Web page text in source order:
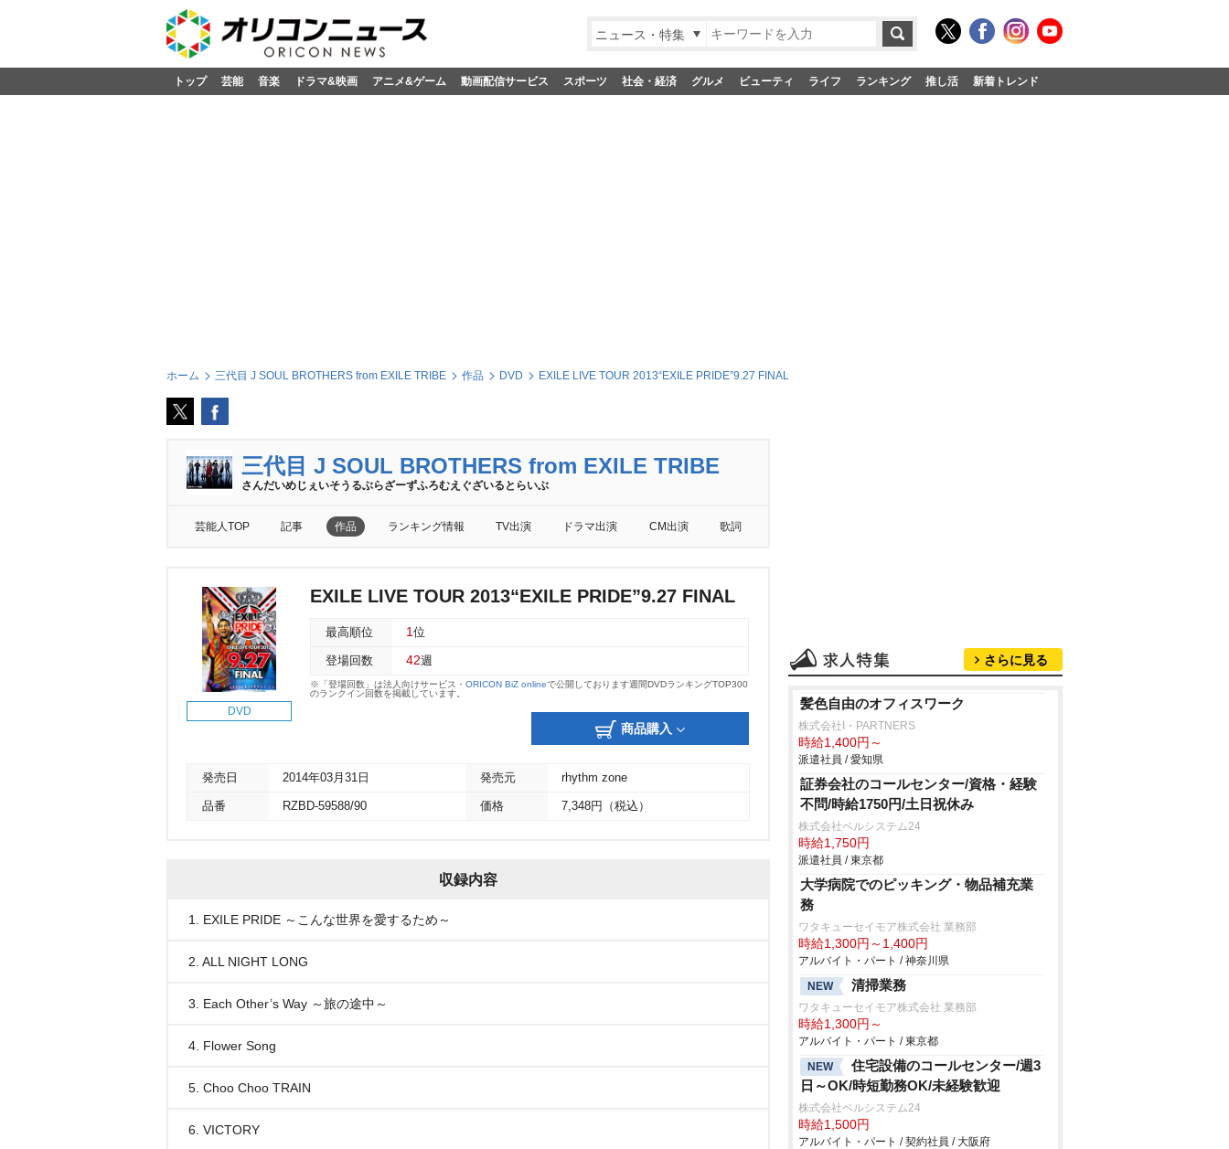
ニュース・特集
トップ 芸能 音楽 ドラマ&映画 アニメ&ゲーム 動画配信サービス スポーツ 社会・経済 グルメ ビューティ ライフ ランキング 推し活 新着トレンド
ホーム 三代目 J SOUL BROTHERS from EXILE TRIBE 作品 DVD EXILE LIVE TOUR 2013“EXILE PRIDE”9.27 FINAL
三代目 J SOUL BROTHERS from EXILE TRIBE
さんだいめじぇいそうるぶらざーずふろむえぐざいるとらいぶ
芸能人TOP 記事 作品 ランキング情報 TV出演 ドラマ出演 CM出演 歌詞
DVD
EXILE LIVE TOUR 2013“EXILE PRIDE”9.27 FINAL
最高順位 1 位
登場回数 42週
※「登場回数」は法人向けサービス・ ORICON BiZ onlineで公開しております週間DVDランキングTOP300
のランクイン回数を掲載しています。
商品購入
発売日 2014年03月31日 発売元 rhythm zone
品番 RZBD-59588/90 価格 7,348円（税込）
収録内容
1. EXILE PRIDE ～こんな世界を愛するため～
2. ALL NIGHT LONG
3. Each Other’s Way ～旅の途中～
4. Flower Song
5. Choo Choo TRAIN
6. VICTORY
さらに見る
髪色自由のオフィスワーク
株式会社I・PARTNERS
時給1,400円～
派遣社員 / 愛知県
証券会社のコールセンター/資格・経験
不問/時給1750円/土日祝休み
株式会社ベルシステム24
時給1,750円
派遣社員 / 東京都
大学病院でのピッキング・物品補充業
務
ワタキューセイモア株式会社 業務部
時給1,300円～1,400円
アルバイト・パート / 神奈川県
NEW
清掃業務
ワタキューセイモア株式会社 業務部
時給1,300円～
アルバイト・パート / 東京都
NEW
住宅設備のコールセンター/週3
日～OK/時短勤務OK/未経験歓迎
株式会社ベルシステム24
時給1,500円
アルバイト・パート / 契約社員 / 大阪府